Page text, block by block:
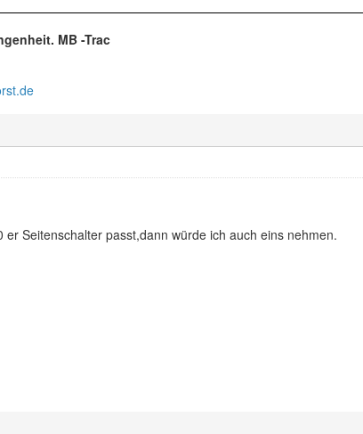
MB -Trac
Seitenschalter passt,dann würde ich auch eins nehmen.